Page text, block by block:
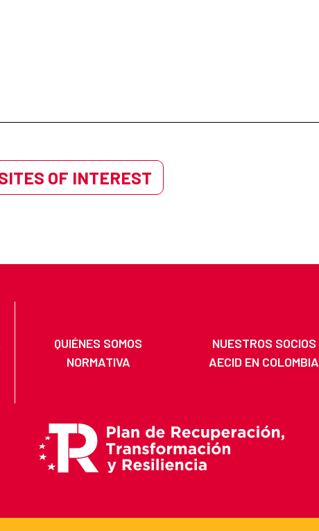
OF INTEREST
QUIÉNES SOMOS NUESTROS SOCIOS
NORMATIVA
AECID EN COLOMBIA